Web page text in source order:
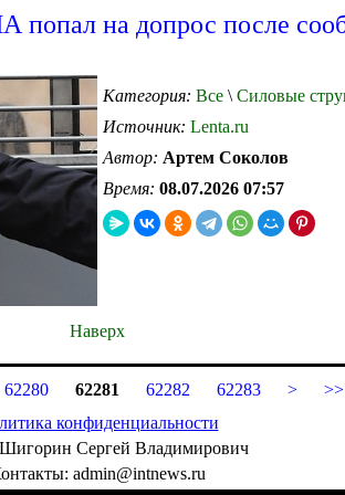
попал на допрос после
Категория: Все \ Силовые
Источник: Lenta.ru
Автор: Артем Соколов
Время: 08.07.2026 07:57
Наверх
62280 62281 62282 62283 >
>>
конфиденциальности
Сергей Владимирович
admin@intnews.ru